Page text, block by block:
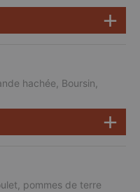
hachée, Boursin,
pommes de terre